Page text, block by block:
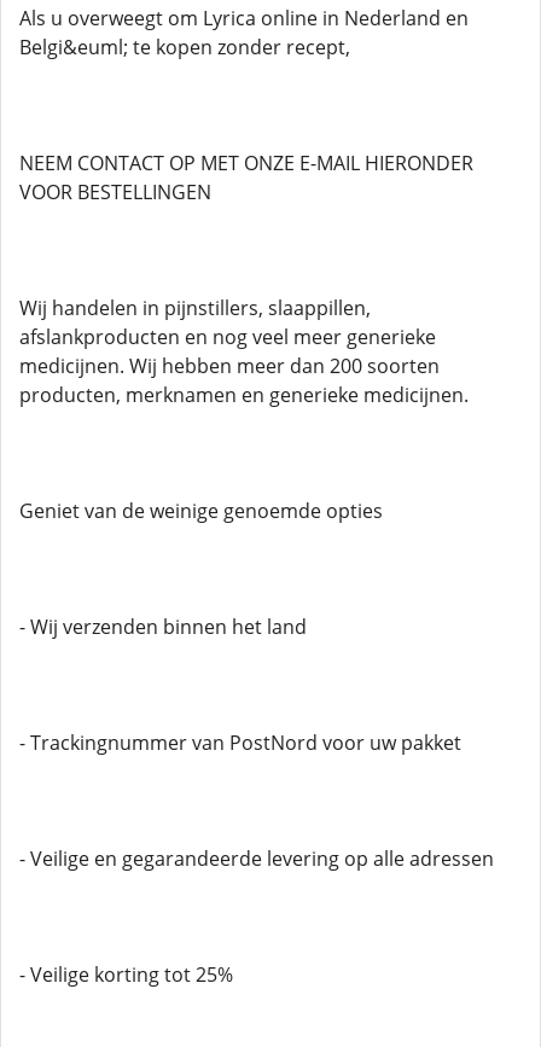
Als u overweegt om Lyrica online in Nederland en
Belgi&euml; te kopen zonder recept,
NEEM CONTACT OP MET ONZE E-MAIL HIERONDER
VOOR BESTELLINGEN
Wij handelen in pijnstillers, slaappillen,
afslankproducten en nog veel meer generieke
medicijnen. Wij hebben meer dan 200 soorten
producten, merknamen en generieke medicijnen.
Geniet van de weinige genoemde opties
- Wij verzenden binnen het land
- Trackingnummer van PostNord voor uw pakket
- Veilige en gegarandeerde levering op alle adressen
- Veilige korting tot 25%